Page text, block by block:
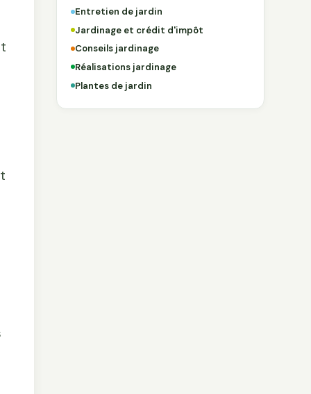
Entretien de jardin
Jardinage et crédit d'impôt
Conseils jardinage
Réalisations jardinage
Plantes de jardin